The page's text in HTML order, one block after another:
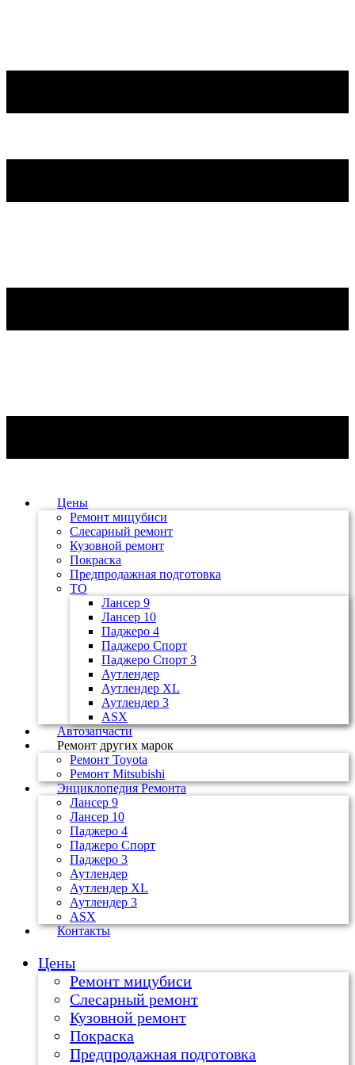
Цены
Ремонт мицубиси
Слесарный ремонт
Кузовной ремонт
Покраска
Предпродажная подготовка
ТО
Лансер 9
Лансер 10
Паджеро 4
Паджеро Спорт
Паджеро Спорт 3
Аутлендер
Аутлендер ХL
Аутлендер 3
ASX
Автозапчасти
Ремонт других марок
Ремонт Toyota
Ремонт Mitsubishi
Энциклопедия Ремонта
Лансер 9
Лансер 10
Паджеро 4
Паджеро Спорт
Паджеро 3
Аутлендер
Аутлендер ХL
Аутлендер 3
ASX
Контакты
Цены
Ремонт мицубиси
Слесарный ремонт
Кузовной ремонт
Покраска
Предпродажная подготовка